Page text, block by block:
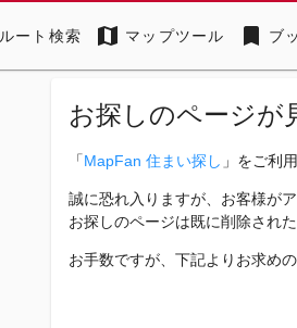
ルート検索 map マップツール bookmark ブ
お探しのページが
「MapFan 住まい探し 」をご利
誠に恐れ入りますが、お客様が
お探しのページは既に削除され
お手数ですが、下記よりお求め